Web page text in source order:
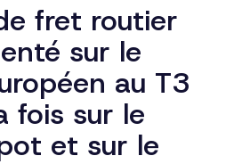
fret routier
sur le
au T3
fois sur le
et sur le